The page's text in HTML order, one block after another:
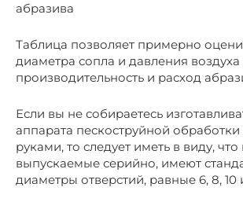
абразива
Таблица позволяет примерно
диаметра сопла и давления воздуха
производительность и расход
Если вы не собираетесь
аппарата пескоструйной
руками, то следует иметь в виду, что
выпускаемые серийно, имеют
диаметры отверстий, равные 6, 8, 10